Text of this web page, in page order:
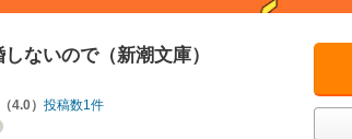
ないので（新潮文庫）
（4.0） 投稿数1件